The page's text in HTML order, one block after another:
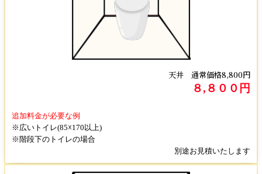
天井 通常価格8,800円
８,８００円
追加料金が必要な例
※広いトイレ(85☓170以上)
※階段下のトイレの場合
別途お見積いたします